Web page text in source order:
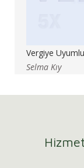
Vergiye
Selma Kıy